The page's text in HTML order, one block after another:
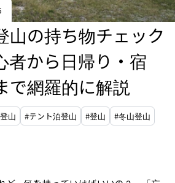
山の持ち物チェック
者から日帰り・宿
で網羅的に解説
山 #テント泊登山 #登山 #冬山登山